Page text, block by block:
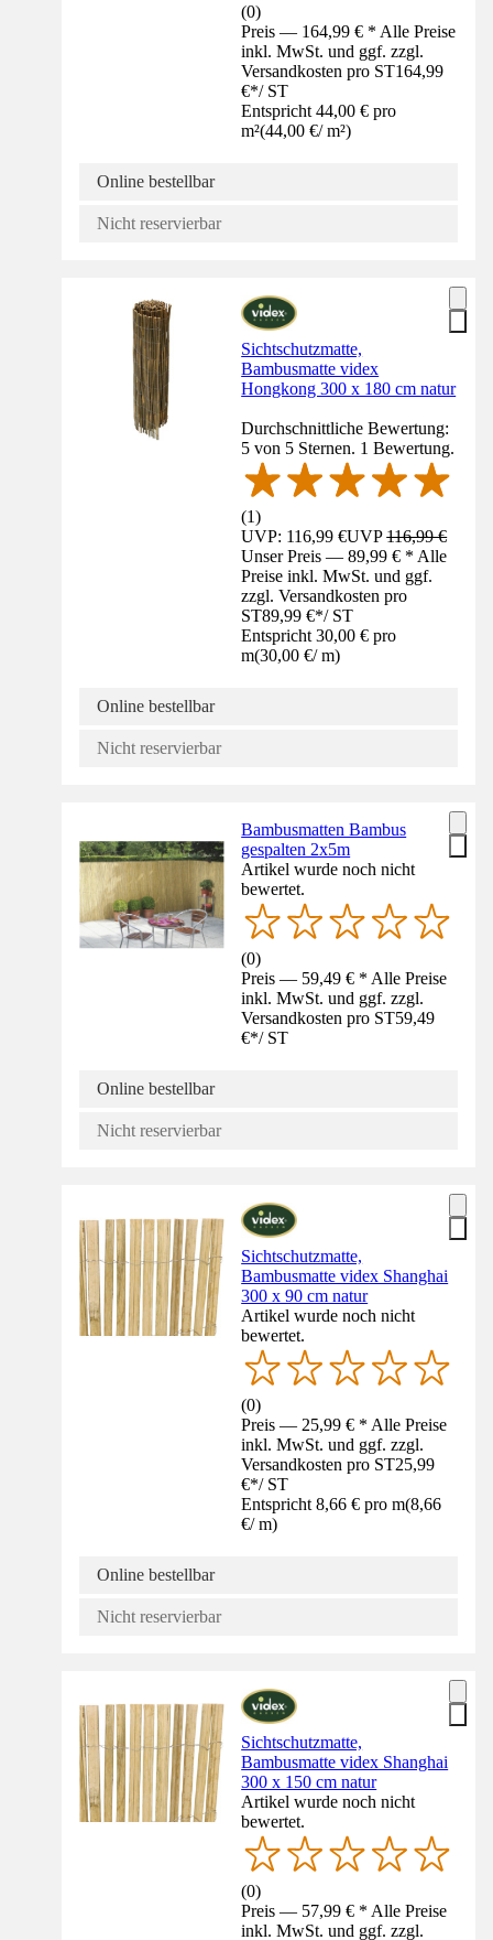
(0)
Preis — 164,99 € * Alle Preise
inkl. MwSt. und ggf. zzgl.
Versandkosten pro ST164,99
€*/ ST
Entspricht 44,00 € pro
m²(44,00 €/ m²)
Online bestellbar
Nicht reservierbar
Sichtschutzmatte,
Bambusmatte videx
Hongkong 300 x 180 cm natur
Durchschnittliche Bewertung:
5 von 5 Sternen. 1 Bewertung.
(1)
UVP: 116,99 €UVP116,99 €
Unser Preis — 89,99 € * Alle
Preise inkl. MwSt. und ggf.
zzgl. Versandkosten pro
ST89,99 €*/ ST
Entspricht 30,00 € pro
m(30,00 €/ m)
Online bestellbar
Nicht reservierbar
Bambusmatten Bambus
gespalten 2x5m
Artikel wurde noch nicht
bewertet.
(0)
Preis — 59,49 € * Alle Preise
inkl. MwSt. und ggf. zzgl.
Versandkosten pro ST59,49
€*/ ST
Online bestellbar
Nicht reservierbar
Sichtschutzmatte,
Bambusmatte videx Shanghai
300 x 90 cm natur
Artikel wurde noch nicht
bewertet.
(0)
Preis — 25,99 € * Alle Preise
inkl. MwSt. und ggf. zzgl.
Versandkosten pro ST25,99
€*/ ST
Entspricht 8,66 € pro m(8,66
€/ m)
Online bestellbar
Nicht reservierbar
Sichtschutzmatte,
Bambusmatte videx Shanghai
300 x 150 cm natur
Artikel wurde noch nicht
bewertet.
(0)
Preis — 57,99 € * Alle Preise
inkl. MwSt. und ggf. zzgl.